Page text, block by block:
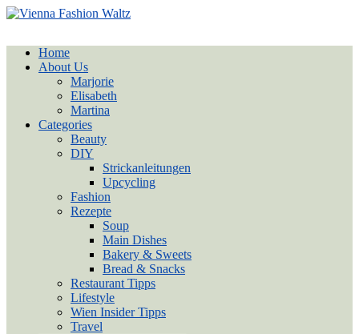
Home
About Us
Marjorie
Elisabeth
Martina
Categories
Beauty
DIY
Strickanleitungen
Upcycling
Fashion
Rezepte
Soup
Main Dishes
Bakery & Sweets
Bread & Snacks
Restaurant Tipps
Lifestyle
Wien Insider Tipps
Travel